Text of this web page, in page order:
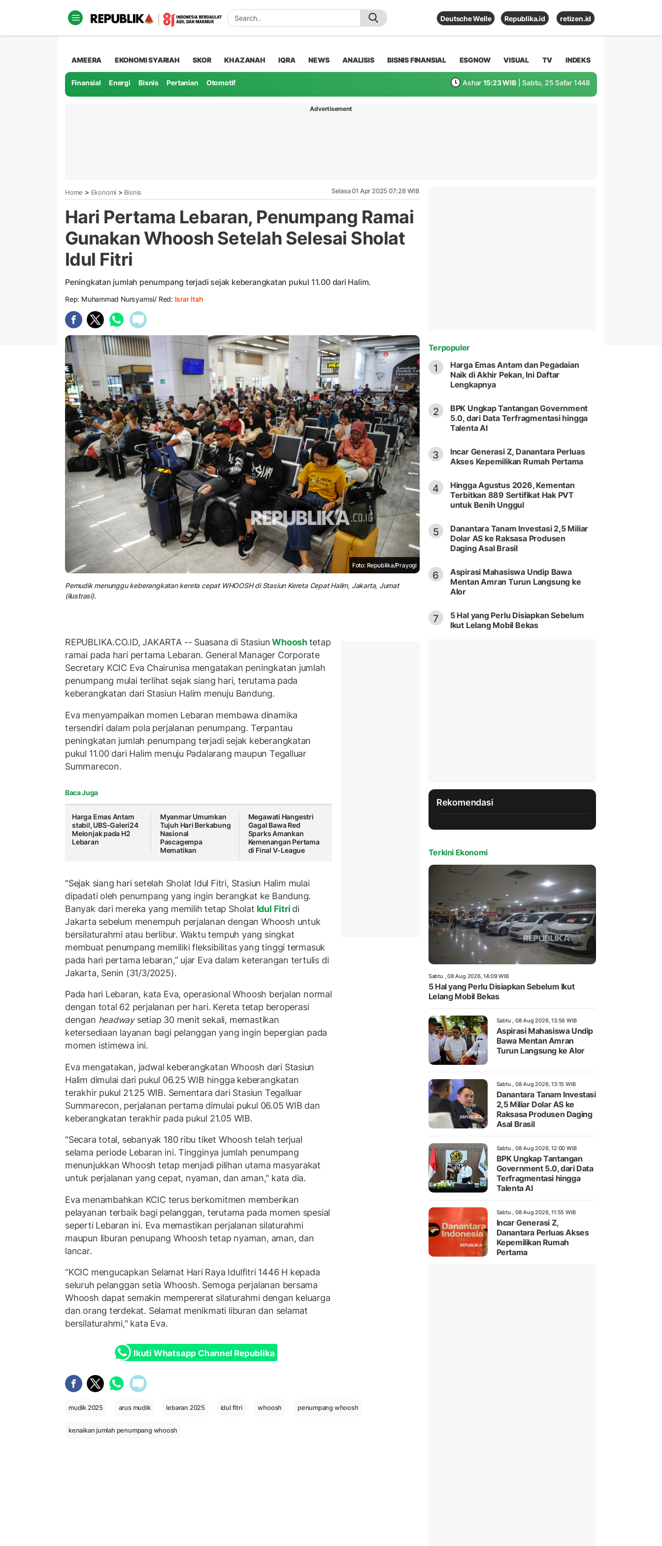
Deutsche Welle Republika.id retizen.id
AMEERA EKONOMI SYARIAH SKOR KHAZANAH IQRA NEWS ANALISIS BISNIS FINANSIAL ESGNOW VISUAL TV INDEKS
Finansial Energi Bisnis Pertanian Otomotif Ashar 15:23 WIB | Sabtu, 25 Safar 1448
Advertisement
Home > Ekonomi > Bisnis Selasa 01 Apr 2025 07:28 WIB
Hari Pertama Lebaran, Penumpang Ramai
Gunakan Whoosh Setelah Selesai Sholat
Idul Fitri
Peningkatan jumlah penumpang terjadi sejak keberangkatan pukul 11.00 dari Halim.
Rep: Muhammad Nursyamsi/ Red: Israr Itah
Foto: Republika/Prayogi
Pemudik menunggu keberangkatan kereta cepat WHOOSH di Stasiun Kereta Cepat Halim, Jakarta, Jumat
(ilustrasi).
REPUBLIKA.CO.ID, JAKARTA -- Suasana di StasiunWhooshtetap
ramai pada hari pertama Lebaran. General Manager Corporate
Secretary KCIC Eva Chairunisa mengatakan peningkatan jumlah
penumpang mulai terlihat sejak siang hari, terutama pada
keberangkatan dari Stasiun Halim menuju Bandung.
Eva menyampaikan momen Lebaran membawa dinamika
tersendiri dalam pola perjalanan penumpang. Terpantau
peningkatan jumlah penumpang terjadi sejak keberangkatan
pukul 11.00 dari Halim menuju Padalarang maupun Tegalluar
Summarecon.
Baca Juga
Harga Emas Antam
stabil, UBS-Galeri24
Melonjak pada H2
Lebaran
Myanmar Umumkan
Tujuh Hari Berkabung
Nasional
Pascagempa
Mematikan
Megawati Hangestri
Gagal Bawa Red
Sparks Amankan
Kemenangan Pertama
di Final V-League
"Sejak siang hari setelah Sholat Idul Fitri, Stasiun Halim mulai
dipadati oleh penumpang yang ingin berangkat ke Bandung.
Banyak dari mereka yang memilih tetap Sholat Idul Fitri di
Jakarta sebelum menempuh perjalanan dengan Whoosh untuk
bersilaturahmi atau berlibur. Waktu tempuh yang singkat
membuat penumpang memiliki fleksibilitas yang tinggi termasuk
pada hari pertama lebaran,” ujar Eva dalam keterangan tertulis di
Jakarta, Senin (31/3/2025).
Pada hari Lebaran, kata Eva, operasional Whoosh berjalan normal
dengan total 62 perjalanan per hari. Kereta tetap beroperasi
dengan headwaysetiap 30 menit sekali, memastikan
ketersediaan layanan bagi pelanggan yang ingin bepergian pada
momen istimewa ini.
Eva mengatakan, jadwal keberangkatan Whoosh dari Stasiun
Halim dimulai dari pukul 06.25 WIB hingga keberangkatan
terakhir pukul 21.25 WIB. Sementara dari Stasiun Tegalluar
Summarecon, perjalanan pertama dimulai pukul 06.05 WIB dan
keberangkatan terakhir pada pukul 21.05 WIB.
"Secara total, sebanyak 180 ribu tiket Whoosh telah terjual
selama periode Lebaran ini. Tingginya jumlah penumpang
menunjukkan Whoosh tetap menjadi pilihan utama masyarakat
untuk perjalanan yang cepat, nyaman, dan aman," kata dia.
Eva menambahkan KCIC terus berkomitmen memberikan
pelayanan terbaik bagi pelanggan, terutama pada momen spesial
seperti Lebaran ini. Eva memastikan perjalanan silaturahmi
maupun liburan penupang Whoosh tetap nyaman, aman, dan
lancar.
“KCIC mengucapkan Selamat Hari Raya Idulfitri 1446 H kepada
seluruh pelanggan setia Whoosh. Semoga perjalanan bersama
Whoosh dapat semakin mempererat silaturahmi dengan keluarga
dan orang terdekat. Selamat menikmati liburan dan selamat
bersilaturahmi," kata Eva.
Ikuti Whatsapp Channel Republika
mudik 2025 arus mudik lebaran 2025 idul fitri whoosh penumpang whoosh
kenaikan jumlah penumpang whoosh
Terpopuler
1
Harga Emas Antam dan Pegadaian
Naik di Akhir Pekan, Ini Daftar
Lengkapnya
2
BPK Ungkap Tantangan Government
5.0, dari Data Terfragmentasi hingga
Talenta AI
3
Incar Generasi Z, Danantara Perluas
Akses Kepemilikan Rumah Pertama
4
Hingga Agustus 2026, Kementan
Terbitkan 889 Sertifikat Hak PVT
untuk Benih Unggul
5
Danantara Tanam Investasi 2,5 Miliar
Dolar AS ke Raksasa Produsen
Daging Asal Brasil
6
Aspirasi Mahasiswa Undip Bawa
Mentan Amran Turun Langsung ke
Alor
7
5 Hal yang Perlu Disiapkan Sebelum
Ikut Lelang Mobil Bekas
Rekomendasi
Terkini Ekonomi
Sabtu , 08 Aug 2026, 14:09 WIB
5 Hal yang Perlu Disiapkan Sebelum Ikut
Lelang Mobil Bekas
Sabtu , 08 Aug 2026, 13:56 WIB
Aspirasi Mahasiswa Undip
Bawa Mentan Amran
Turun Langsung ke Alor
Sabtu , 08 Aug 2026, 13:15 WIB
Danantara Tanam Investasi
2,5 Miliar Dolar AS ke
Raksasa Produsen Daging
Asal Brasil
Sabtu , 08 Aug 2026, 12:00 WIB
BPK Ungkap Tantangan
Government 5.0, dari Data
Terfragmentasi hingga
Talenta AI
Sabtu , 08 Aug 2026, 11:55 WIB
Incar Generasi Z,
Danantara Perluas Akses
Kepemilikan Rumah
Pertama